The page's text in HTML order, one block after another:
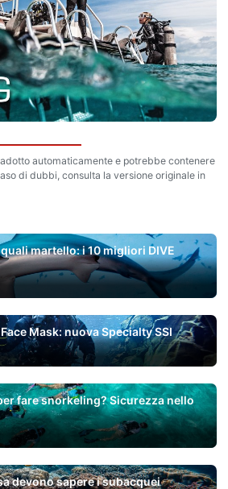
automaticamente e potrebbe contenere
di dubbi, consulta la versione originale in
martello: i 10 migliori DIVE
Mask: nuova Specialty SSI
fare snorkeling? Sicurezza nello
devono sapere i subacquei